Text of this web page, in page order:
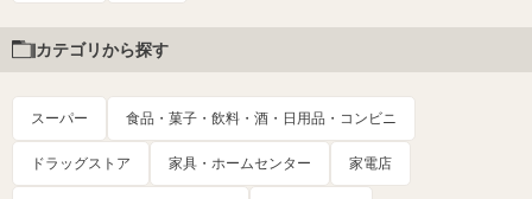
カテゴリから探す
スーパー 食品・菓子・飲料・酒・日用品・コンビニ
ドラッグストア 家具・ホームセンター 家電店